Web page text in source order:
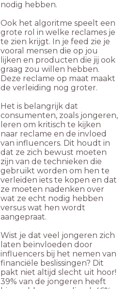
nodig hebben.
Ook het algoritme speelt een
grote rol in welke reclames je
te zien krijgt. In je feed zie je
vooral mensen die op jou
lijken en producten die jij ook
graag zou willen hebben.
Deze reclame op maat maakt
de verleiding nog groter.
Het is belangrijk dat
consumenten, zoals jongeren,
leren om kritisch te kijken
naar reclame en de invloed
van influencers. Dit houdt in
dat ze zich bewust moeten
zijn van de technieken die
gebruikt worden om hen te
verleiden iets te kopen en dat
ze moeten nadenken over
wat ze echt nodig hebben
versus wat hen wordt
aangepraat.
Wist je dat veel jongeren zich
laten beïnvloeden door
influencers bij het nemen van
financiële beslissingen? Dit
pakt niet altijd slecht uit hoor!
39% van de jongeren heeft